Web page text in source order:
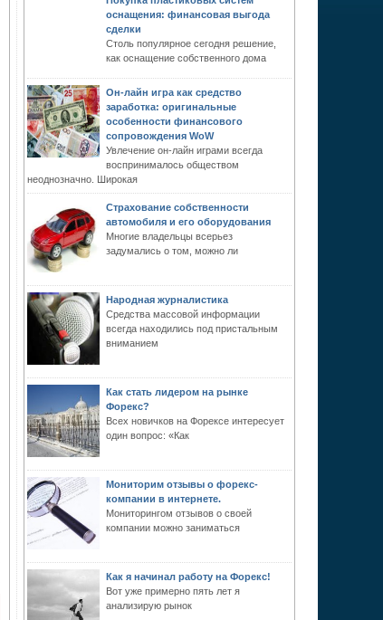
оснащения: финансовая выгода
сделки
Столь популярное сегодня решение,
как оснащение собственного дома
Он-лайн игра как средство
заработка: оригинальные
особенности финансового
сопровождения WoW
Увлечение он-лайн играми всегда
воспринималось обществом
неоднозначно. Широкая
Страхование собственности
автомобиля и его оборудования
Многие владельцы всерьез
задумались о том, можно ли
Народная журналистика
Средства массовой информации
всегда находились под пристальным
вниманием
Как стать лидером на рынке
Форекс?
Всех новичков на Форексе интересует
один вопрос: «Как
Мониторим отзывы о форекс-
компании в интернете.
Мониторингом отзывов о своей
компании можно заниматься
Как я начинал работу на Форекс!
Вот уже примерно пять лет я
анализирую рынок